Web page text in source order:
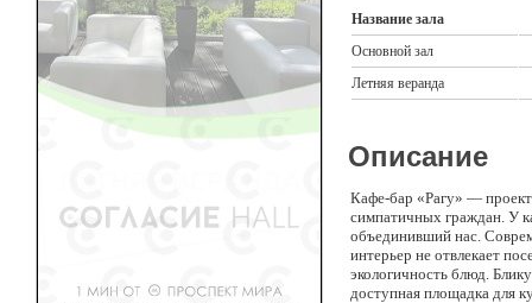
Название зала
Основной зал
Летняя веранда
Описание
Кафе-бар «Рагу» —
симпатичных граждан. У
объединивший нас.
интерьер не отвлекает
экологичность блюд.
доступная площадка для